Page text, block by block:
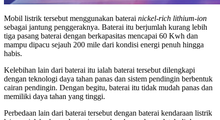
Mobil listrik tersebut menggunakan baterai nickel-rich lithium-ion
sebagai jantung penggeraknya. Baterai itu berjumlah kurang lebih
tiga pasang baterai dengan berkapasitas mencapai 60 Kwh dan
mampu dipacu sejauh 200 mile dari kondisi energi penuh hingga
habis.
Kelebihan lain dari baterai itu ialah baterai tersebut dilengkapi
dengan teknologi daya tahan panas dan sistem pendingin berbentuk
cairan pendingin. Dengan begitu, baterai itu tidak mudah panas dan
memiliki daya tahan yang tinggi.
Perbedaan lain dari baterai tersebut dengan baterai kendaraan listrik